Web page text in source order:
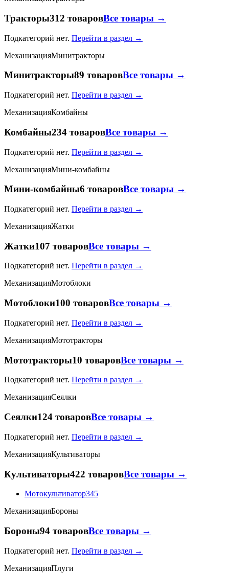
Тракторы312 товаровВсе товары →
Подкатегорий нет. Перейти в раздел →
МеханизацияМинитракторы
Минитракторы89 товаровВсе товары →
Подкатегорий нет. Перейти в раздел →
МеханизацияКомбайны
Комбайны234 товаровВсе товары →
Подкатегорий нет. Перейти в раздел →
МеханизацияМини-комбайны
Мини-комбайны6 товаровВсе товары →
Подкатегорий нет. Перейти в раздел →
МеханизацияЖатки
Жатки107 товаровВсе товары →
Подкатегорий нет. Перейти в раздел →
МеханизацияМотоблоки
Мотоблоки100 товаровВсе товары →
Подкатегорий нет. Перейти в раздел →
МеханизацияМототракторы
Мототракторы10 товаровВсе товары →
Подкатегорий нет. Перейти в раздел →
МеханизацияСеялки
Сеялки124 товаровВсе товары →
Подкатегорий нет. Перейти в раздел →
МеханизацияКультиваторы
Культиваторы422 товаровВсе товары →
Мотокультиватор345
МеханизацияБороны
Бороны94 товаровВсе товары →
Подкатегорий нет. Перейти в раздел →
МеханизацияПлуги